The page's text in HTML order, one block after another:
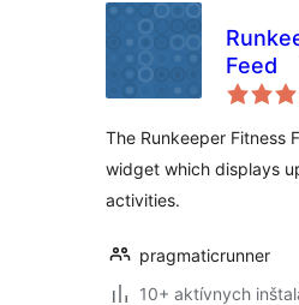
Feed
The Runkeeper Fitness
widget which displays
activities.
pragmaticrunner
10+ aktívnych